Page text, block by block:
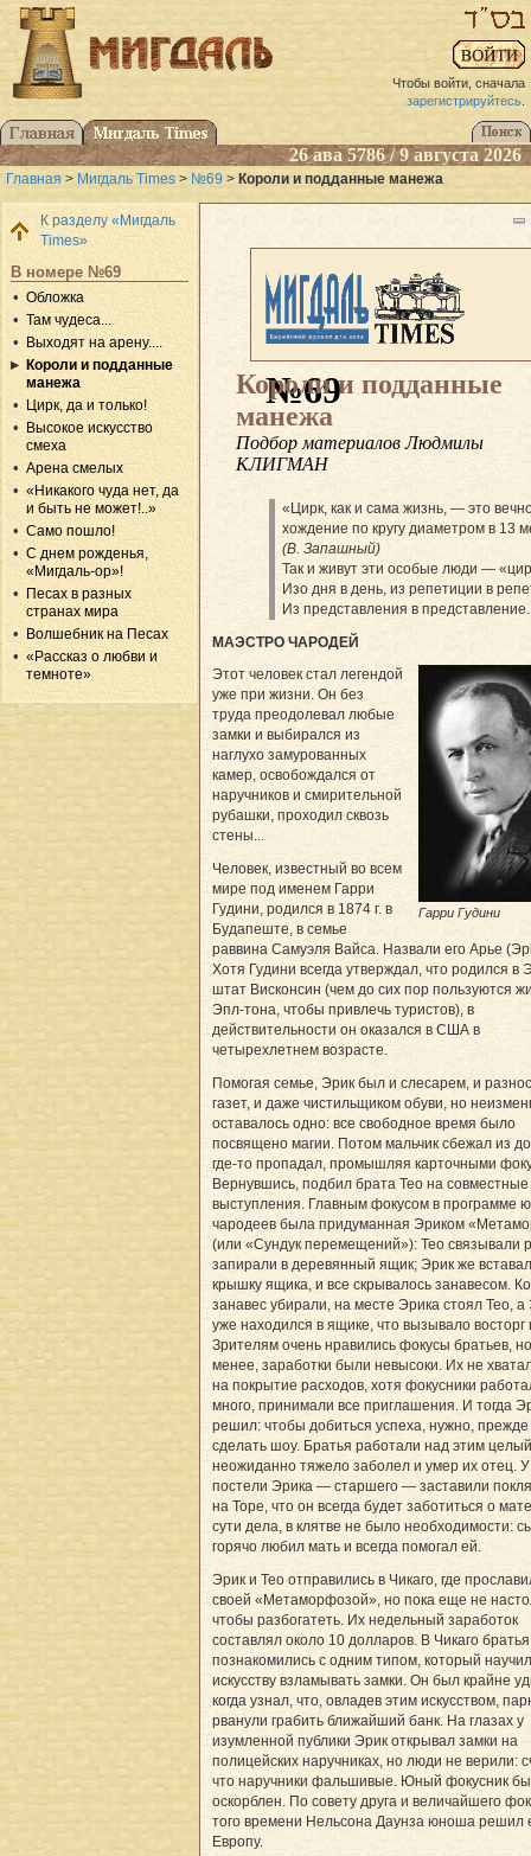
Чтобы войти, сначала
зарегистрируйтесь.
26 ава 5786 / 9 августа 2026
Главная > Мигдаль Times > №69 > Короли и подданные манежа
К разделу «Мигдаль
Times»
В номере №69
Обложка
Там чудеса...
Выходят на арену....
Короли и подданные
манежа
Цирк, да и только!
Высокое искусство
смеха
Арена смелых
«Никакого чуда нет, да
и быть не может!..»
Само пошло!
С днем рожденья,
«Мигдаль-ор»!
Песах в разных
странах мира
Волшебник на Песах
«Рассказ о любви и
темноте»
№69
Короли и подданные
манежа
Подбор материалов Людмилы
КЛИГМАН
«Цирк, как и сама жизнь, — это
хождение по кругу диаметром в 13
(В. Запашный)
Так и живут эти особые люди —
Изо дня в день, из репетиции в
Из представления в
МАЭСТРО ЧАРОДЕЙ
Гарри Гудини
Этот человек стал легендой
уже при жизни. Он без
труда преодолевал любые
замки и выбирался из
наглухо замурованных
камер, освобождался от
наручников и смирительной
рубашки, проходил сквозь
стены...
Человек, известный во всем
мире под именем Гарри
Гудини, родился в 1874 г. в
Будапеште, в семье
раввина Самуэля Вайса. Назвали его Арье
Хотя Гудини всегда утверждал, что родился в
штат Висконсин (чем до сих пор пользуются
Эпл-тона, чтобы привлечь туристов), в
действительности он оказался в США в
четырехлетнем возрасте.
Помогая семье, Эрик был и слесарем, и
газет, и даже чистильщиком обуви, но
оставалось одно: все свободное время было
посвящено магии. Потом мальчик сбежал из
где-то пропадал, промышляя карточными
Вернувшись, подбил брата Тео на совместные
выступления. Главным фокусом в программе
чародеев была придуманная Эриком
(или «Сундук перемещений»): Тео связывали
запирали в деревянный ящик; Эрик же
крышку ящика, и все скрывалось занавесом.
занавес убирали, на месте Эрика стоял Тео, а
уже находился в ящике, что вызывало восторг
Зрителям очень нравились фокусы братьев,
менее, заработки были невысоки. Их не
на покрытие расходов, хотя фокусники
много, принимали все приглашения. И тогда
решил: чтобы добиться успеха, нужно, прежде
сделать шоу. Братья работали над этим
неожиданно тяжело заболел и умер их отец. У
постели Эрика — старшего — заставили
на Торе, что он всегда будет заботиться о
сути дела, в клятве не было необходимости:
горячо любил мать и всегда помогал ей.
Эрик и Тео отправились в Чикаго, где
своей «Метаморфозой», но пока еще не
чтобы разбогатеть. Их недельный заработок
составлял около 10 долларов. В Чикаго братья
познакомились с одним типом, который
искусству взламывать замки. Он был крайне
когда узнал, что, овладев этим искусством,
рванули грабить ближайший банк. На глазах у
изумленной публики Эрик открывал замки на
полицейских наручниках, но люди не верили:
что наручники фальшивые. Юный фокусник
оскорблен. По совету друга и величайшего
того времени Нельсона Даунза юноша решил
Европу.